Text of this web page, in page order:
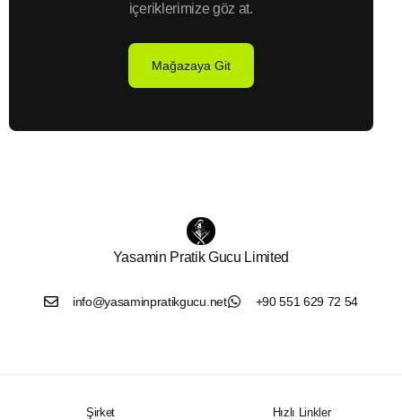
içeriklerimize göz at.
Mağazaya Git
Yasamin Pratik Gucu Limited
info@yasaminpratikgucu.net +90 551 629 72 54
Şirket Hızlı Linkler